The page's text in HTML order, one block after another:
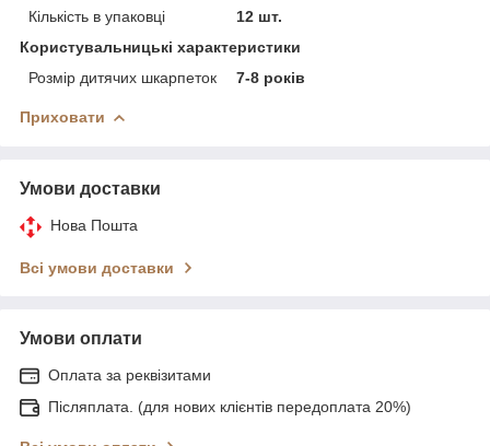
Кількість в упаковці
12 шт.
Користувальницькі характеристики
Розмір дитячих шкарпеток
7-8 років
Приховати
Умови доставки
Нова Пошта
Всі умови доставки
Умови оплати
Оплата за реквізитами
Післяплата. (для нових клієнтів передоплата 20%)